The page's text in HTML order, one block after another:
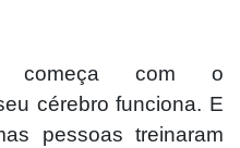
começa com o
cérebro funciona. E
pessoas treinaram